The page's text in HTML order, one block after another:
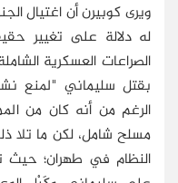
ويرى كوبيرن أن اغتيال
له دلالة على تغيير
بقتل سليماني "لمنع
الرغم من أنه كان من
مسلح شامل، لكن ما
النظام في طهران؛ حيث